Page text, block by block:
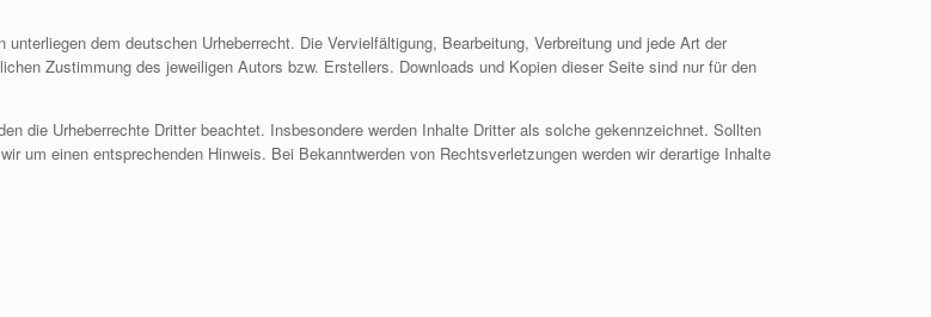
dem deutschen Urheberrecht. Die Vervielfältigung, Bearbeitung, Verbreitung und jede Art der
Zustimmung des jeweiligen Autors bzw. Erstellers. Downloads und Kopien dieser Seite sind nur für den
die Urheberrechte Dritter beachtet. Insbesondere werden Inhalte Dritter als solche gekennzeichnet. Sollten
um einen entsprechenden Hinweis. Bei Bekanntwerden von Rechtsverletzungen werden wir derartige Inhalte